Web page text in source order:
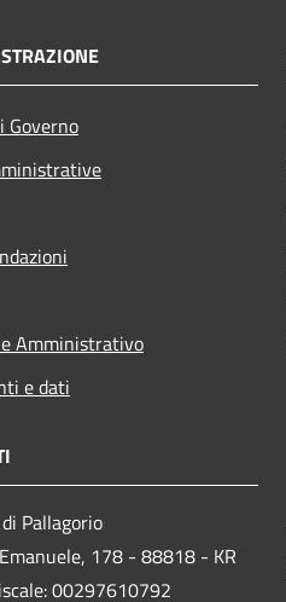
Governo
Amministrativo
e dati
Pallagorio
Emanuele, 178 - 88818 - KR
00297610792